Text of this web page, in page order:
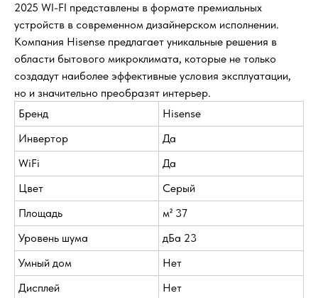
2025 WI-FI представлены в формате премиальных
устройств в современном дизайнерском исполнении.
Компания Hisense предлагает уникальные решения в
области бытового микроклимата, которые не только
создадут наиболее эффективные условия эксплуатации,
но и значительно преобразят интерьер.
Бренд
Hisense
Инвертор
Да
WiFi
Да
Цвет
Серый
Площадь
м² 37
Уровень шума
дБа 23
Умный дом
Нет
Дисплей
Нет